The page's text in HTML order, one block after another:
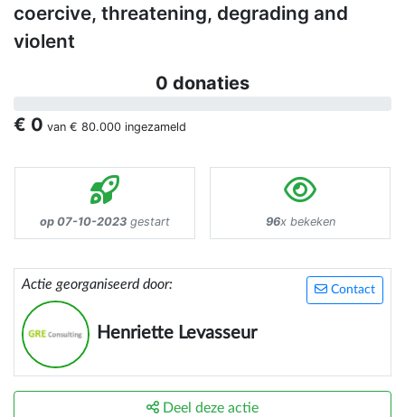
coercive, threatening, degrading and
violent
0 donaties
€ 0 van € 80.000 ingezameld
op 07-10-2023 gestart 96x bekeken
Contact
Actie georganiseerd door:
Henriette Levasseur
Deel deze actie